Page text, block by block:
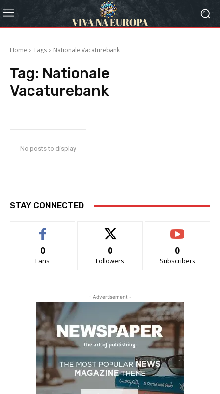
Home Tags Nationale Vacaturebank
Tag: Nationale
Vacaturebank
No posts to display
STAY CONNECTED
0
Fans
0
Followers
0
Subscribers
- Advertisement -